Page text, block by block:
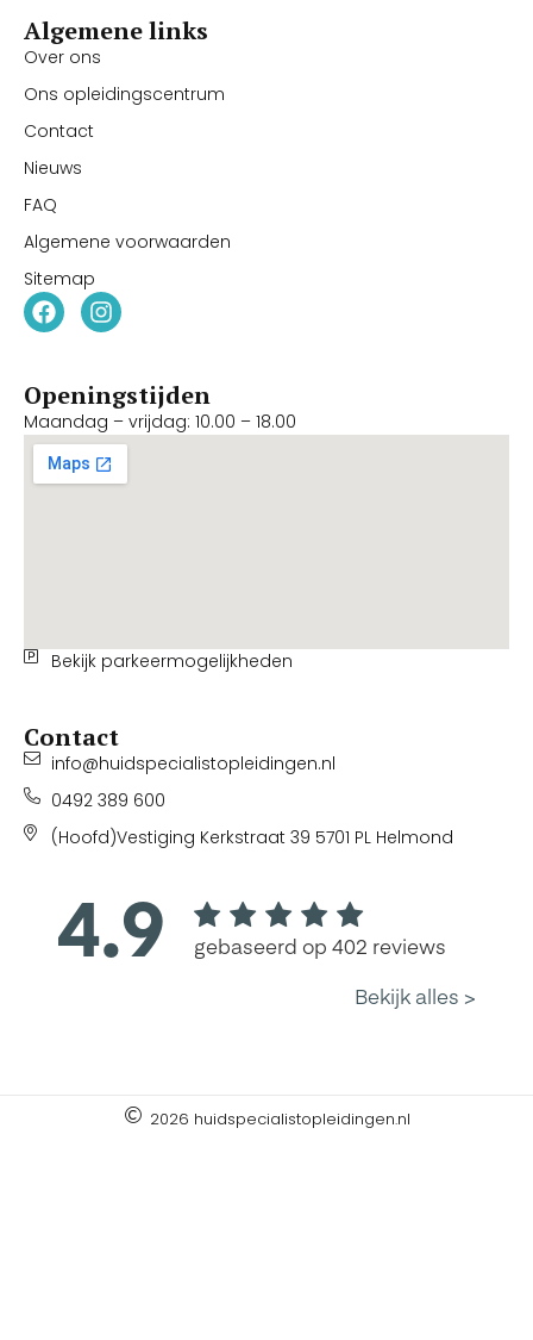
Algemene links
Over ons
Ons opleidingscentrum
Contact
Nieuws
FAQ
Algemene voorwaarden
Sitemap
Openingstijden
Maandag – vrijdag: 10.00 – 18.00
Bekijk parkeermogelijkheden
Contact
info@huidspecialistopleidingen.nl
0492 389 600
(Hoofd)Vestiging Kerkstraat 39 5701 PL Helmond
2026 huidspecialistopleidingen.nl